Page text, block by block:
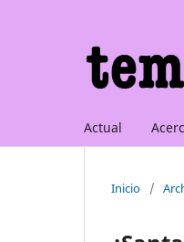
Actual
Inicio /